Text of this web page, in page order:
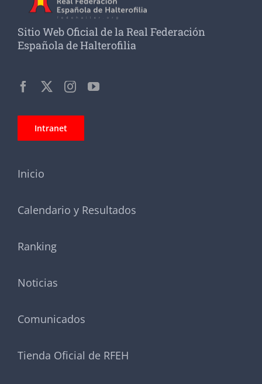
Sitio Web Oficial de la Real Federación
Española de Halterofilia
Intranet
Inicio
Calendario y Resultados
Ranking
Noticias
Comunicados
Tienda Oficial de RFEH